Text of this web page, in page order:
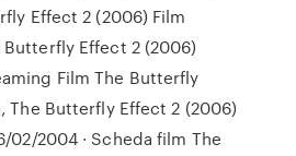
Effect 2 (2006) Film
Effect 2 (2006)
Film The Butterfly
The Butterfly Effect 2 (2006)
02/2004 · Scheda film The